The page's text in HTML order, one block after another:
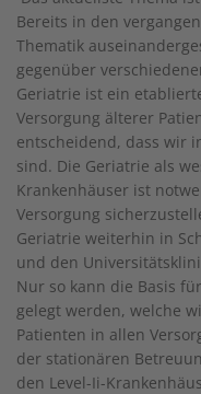
Bereits in den
Thematik
gegenüber
Geriatrie ist ein
Versorgung älterer
entscheidend, dass wir
sind. Die Geriatrie als
Krankenhäuser ist
Versorgung
Geriatrie weiterhin in
und den
Nur so kann die Basis
gelegt werden, welche
Patienten in allen
der stationären
den Level-Ii-